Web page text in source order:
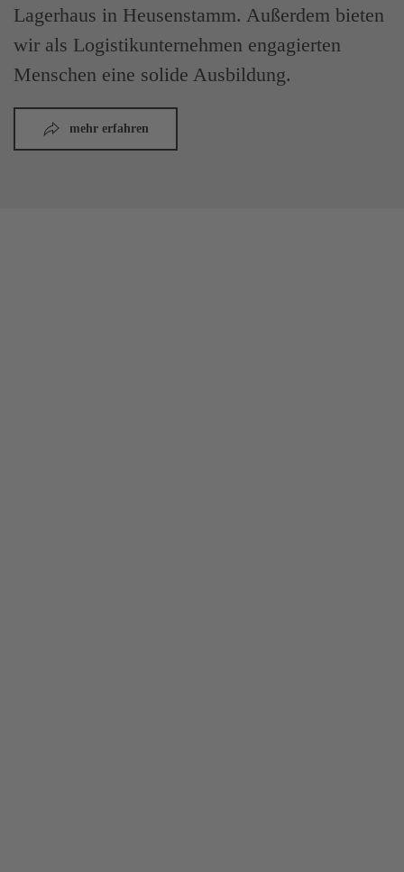
Lagerhaus in Heusenstamm. Außerdem bieten
wir als Logistikunternehmen engagierten
Menschen eine solide Ausbildung.
mehr erfahren